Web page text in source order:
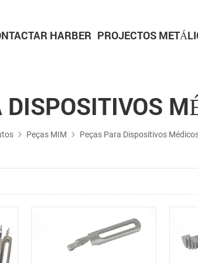
HARBER PROJECTOS
DISPOSITIVOS
Peças MIM Peças Para Dispositivos